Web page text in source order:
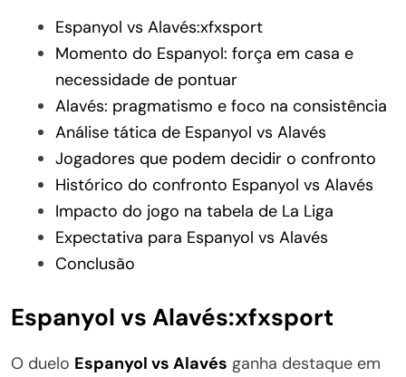
Espanyol vs Alavés:xfxsport
Momento do Espanyol: força em casa e
necessidade de pontuar
Alavés: pragmatismo e foco na consistência
Análise tática de Espanyol vs Alavés
Jogadores que podem decidir o confronto
Histórico do confronto Espanyol vs Alavés
Impacto do jogo na tabela de La Liga
Expectativa para Espanyol vs Alavés
Conclusão
Espanyol vs Alavés:xfxsport
O duelo Espanyol vs Alavés ganha destaque em